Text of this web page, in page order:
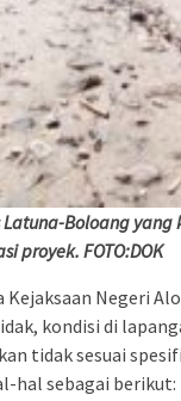
Boloang
proyek. FOTO:DOK
Negeri
kondisi di
tidak sesuai
hal sebagai berikut: